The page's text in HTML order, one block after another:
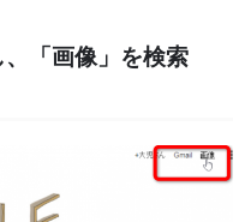
「画像」を検索